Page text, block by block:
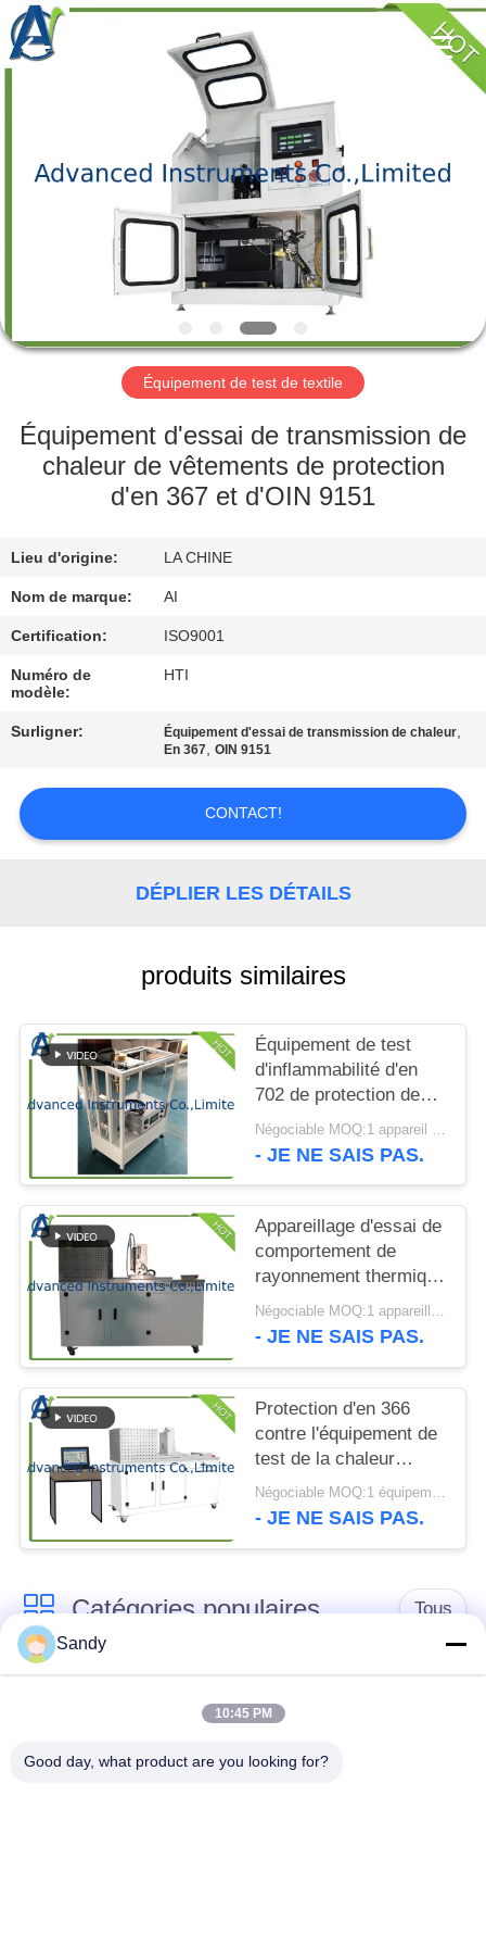
PRODUITS
DE
NOUS
VISITE
D'USINE
DE
QUALITÉ
CONTACTEZ-
NOUS
CAS
CITATION
PLAN
PRIVACY
POLICY
2026
Advanced
Instruments
Co.,Limited.
All
Équipement de test de textile
Équipement d'essai de transmission de
chaleur de vêtements de protection
d'en 367 et d'OIN 9151
Lieu d'origine: LA CHINE
Nom de marque: AI
Certification: ISO9001
Numéro de
modèle:
HTI
Surligner: Équipement d'essai de transmission de chaleur,
En 367,OIN 9151
CONTACT!
DÉPLIER LES DÉTAILS
produits similaires
Équipement de test
d'inflammabilité d'en
702 de protection de
sécurité
Négociable MOQ:1 appareil de contrôle de transmission de chaleur de contact d'en 702 d'ensemble
- JE NE SAIS PAS.
Appareillage d'essai de
comportement de
rayonnement thermique
de vêtements de
protection d'OIN 6942
Négociable MOQ:1 appareillage d'essai de comportement de rayonnement thermique de vêtements de protection d'ENSEMBL
- JE NE SAIS PAS.
Protection d'en 366
contre l'équipement de
test de la chaleur
rayonnante par OIN
6942
Négociable MOQ:1 équipement de test de la chaleur rayonnante d'ENSEMBLE
- JE NE SAIS PAS.
Catégories populaires Tous
Équipement de test
Équipement de test
d'huile
Équipement d'essai
Machine d'essai de
Sandy
10:45 PM
Good day, what product are you looking for?